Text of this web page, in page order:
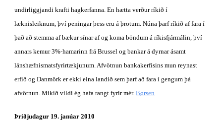
undirliggjandi krafti hagkerfanna. En hætta verður ríkið í
læknisleiknum, því peningar þess eru á þrotum. Núna þarf ríkið af fara í
það að stemma af bækur sínar af og koma böndum á ríkisfjármálin, því
annars kemur 3%-hamarinn frá Brussel og bankar á dyrnar ásamt
lánshæfnismatsfyrirtækjunum. Afvötnun bankakerfisins mun reynast
erfið og Danmörk er ekki eina landið sem þarf að fara í gengum þá
afvötnun. Mikið vildi ég hafa rangt fyrir mér. Børsen
Þriðjudagur 19. janúar 2010